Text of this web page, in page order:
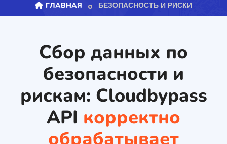
ГЛАВНАЯ БЕЗОПАСНОСТЬ И РИСКИ
Сбор данных по
безопасности и
рискам: Cloudbypass
API корректно